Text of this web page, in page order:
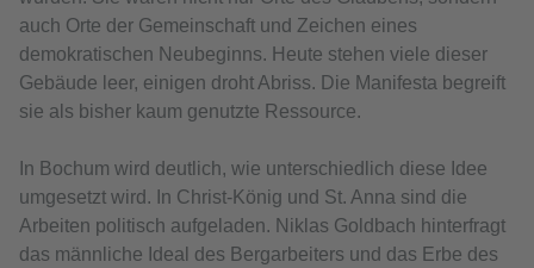
auch Orte der Gemeinschaft und Zeichen eines
demokratischen Neubeginns. Heute stehen viele dieser
Gebäude leer, einigen droht Abriss. Die Manifesta begreift
sie als bisher kaum genutzte Ressource.
In Bochum wird deutlich, wie unterschiedlich diese Idee
umgesetzt wird. In Christ-König und St. Anna sind die
Arbeiten politisch aufgeladen. Niklas Goldbach hinterfragt
das männliche Ideal des Bergarbeiters und das Erbe des